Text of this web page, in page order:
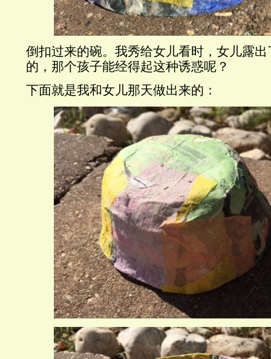
倒扣过来的碗。我秀给女儿看时，女儿露
的，那个孩子能经得起这种诱惑呢？
下面就是我和女儿那天做出来的：